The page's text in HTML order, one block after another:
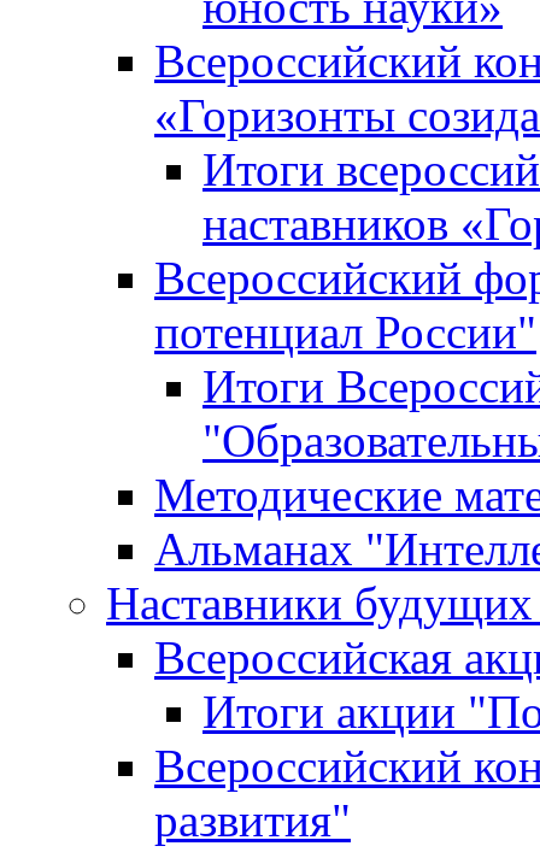
Всероссийский
«Горизонты
Итоги
наставников
Всероссийский
потенциал России"
Итоги
Методические
Альманах
Наставники
Всероссийская
Итоги акции
Всероссийский
развития"